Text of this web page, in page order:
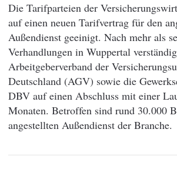
Die Tarifparteien der
auf einen neuen Tarifvertrag für den
Außendienst geeinigt. Nach mehr als
Verhandlungen in Wuppertal
Arbeitgeberverband der
Deutschland (AGV) sowie die
DBV auf einen Abschluss mit einer
Monaten. Betroffen sind rund 30.000
angestellten Außendienst der Branche.